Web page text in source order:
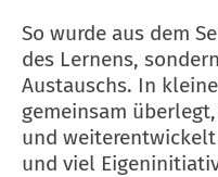
So wurde aus dem
des Lernens,
Austauschs. In
gemeinsam
und
und viel